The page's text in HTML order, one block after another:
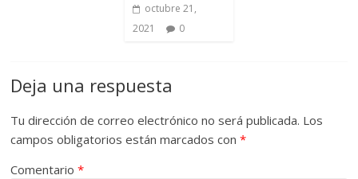
octubre 21,
2021
0
Deja una respuesta
Tu dirección de correo electrónico no será publicada. Los
campos obligatorios están marcados con*
Comentario*